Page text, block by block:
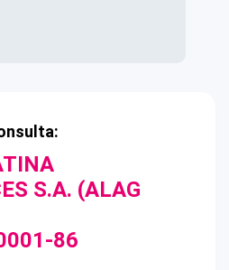
S.A. (ALAG
86